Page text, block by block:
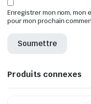
Enregistrer mon nom, mon
pour mon prochain
Produits connexes